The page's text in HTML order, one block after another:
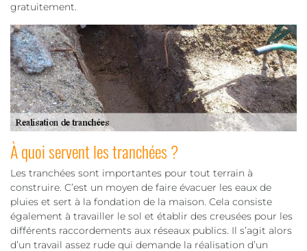
gratuitement.
À quoi servent les tranchées ?
Les tranchées sont importantes pour tout terrain à
construire. C’est un moyen de faire évacuer les eaux de
pluies et sert à la fondation de la maison. Cela consiste
également à travailler le sol et établir des creusées pour les
différents raccordements aux réseaux publics. Il s’agit alors
d’un travail assez rude qui demande la réalisation d’un